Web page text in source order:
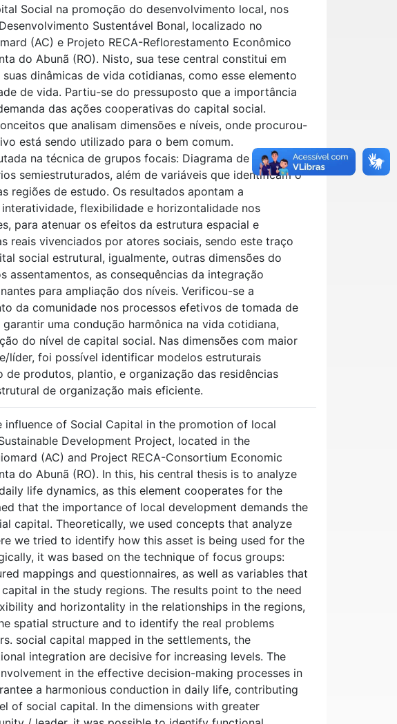
Social na promoção do desenvolvimento local, nos
Sustentável Bonal, localizado no
(AC) e Projeto RECA-Reflorestamento Econômico
do Abunã (RO). Nisto, sua tese central constitui em
dinâmicas de vida cotidianas, como esse elemento
de vida. Partiu-se do pressuposto que a importância
das ações cooperativas do capital social.
que analisam dimensões e níveis, onde procurou-
está sendo utilizado para o bem comum.
na técnica de grupos focais: Diagrama de Venn,
semiestruturados, além de variáveis que identificam o
regiões de estudo. Os resultados apontam a
flexibilidade e horizontalidade nos
para atenuar os efeitos da estrutura espacial e
reais vivenciados por atores sociais, sendo este traço
social estrutural, igualmente, outras dimensões do
assentamentos, as consequências da integração
para ampliação dos níveis. Verificou-se a
da comunidade nos processos efetivos de tomada de
uma condução harmônica na vida cotidiana,
do nível de capital social. Nas dimensões com maior
líder, foi possível identificar modelos estruturais
de produtos, plantio, e organização das residências
de organização mais eficiente.
influence of Social Capital in the promotion of local
Development Project, located in the
(AC) and Project RECA-Consortium Economic
do Abunã (RO). In this, his central thesis is to analyze
life dynamics, as this element cooperates for the
that the importance of local development demands the
capital. Theoretically, we used concepts that analyze
we tried to identify how this asset is being used for the
it was based on the technique of focus groups:
mappings and questionnaires, as well as variables that
in the study regions. The results point to the need
and horizontality in the relationships in the regions,
spatial structure and to identify the real problems
social capital mapped in the settlements, the
integration are decisive for increasing levels. The
in the effective decision-making processes in
a harmonious conduction in daily life, contributing
of social capital. In the dimensions with greater